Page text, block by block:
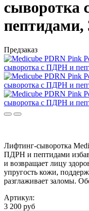
пептидами,
Предзаказ
Лифтинг-сыворотка M
ПДРН и пептидами
и возвращает лицу
упругость кожи,
разглаживает заломы.
Артикул:
3 200 руб